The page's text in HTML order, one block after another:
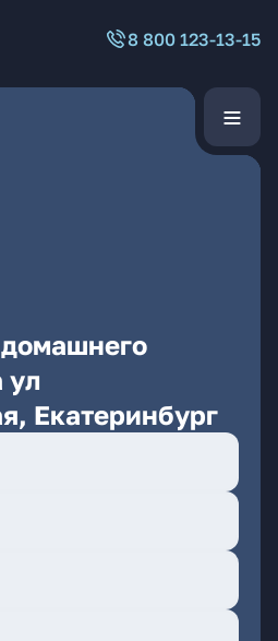
8 800 123-13-15
ул
Екатеринбург